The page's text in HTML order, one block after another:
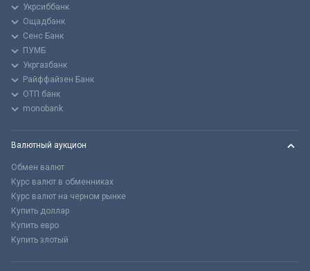
Укрсиббанк
Ощадбанк
Сенс Банк
ПУМБ
Укргазбанк
Райффайзен Банк
ОТП банк
monobank
Валютный аукцион
Обмен валют
Курс валют в обменниках
Курс валют на черном рынке
Купить доллар
Купить евро
Купить злотый